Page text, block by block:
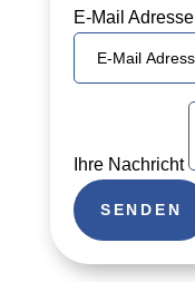
E-Mail Adresse
Ihre Nachricht
SENDEN